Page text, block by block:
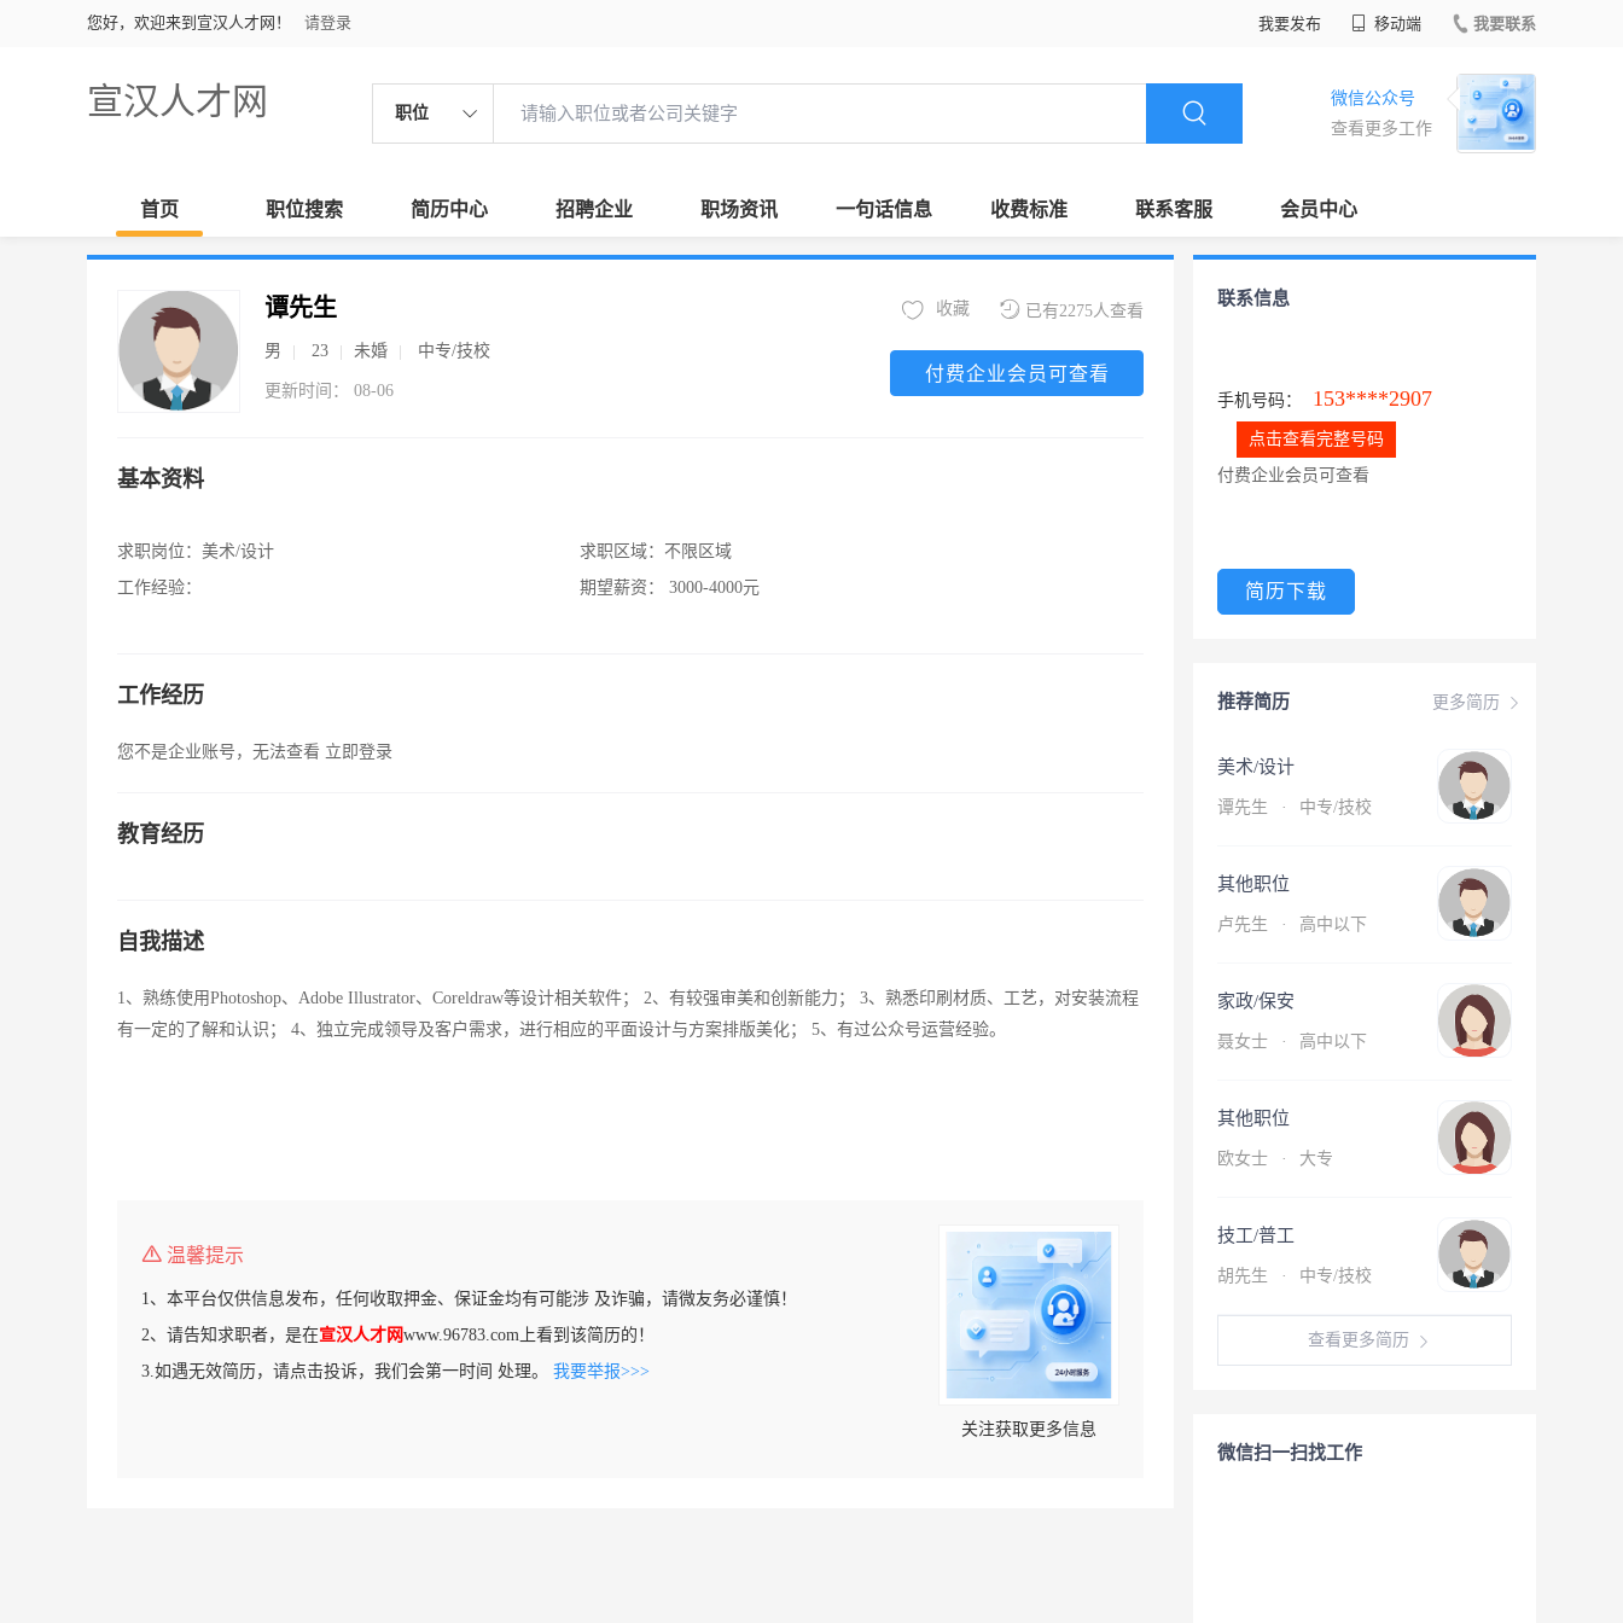
您好，欢迎来到宣汉人才网！ 请登录 我要发布 移动端 我要联系
宣汉人才网 职位
微信公众号
查看更多工作
首页 职位搜索 简历中心 招聘企业 职场资讯 一句话信息 收费标准 联系客服 会员中心
谭先生
男 23 未婚 中专/技校
更新时间： 08-06
已有2275人查看
收藏
付费企业会员可查看
基本资料
求职岗位： 美术/设计
工作经验：
求职区域： 不限区域
期望薪资：
3000-4000元
工作经历
您不是企业账号，无法查看 立即登录
教育经历
自我描述
1、熟练使用Photoshop、Adobe Illustrator、Coreldraw等设计相关软件； 2、有较强审美和创新能力； 3、熟悉印刷材质、工艺，对安装流程
有一定的了解和认识； 4、独立完成领导及客户需求，进行相应的平面设计与方案排版美化； 5、有过公众号运营经验。
温馨提示
1、本平台仅供信息发布，任何收取押金、保证金均有可能涉 及诈骗，请微友务必谨慎！
2、请告知求职者，是在宣汉人才网www.96783.com上看到该简历的！
3.如遇无效简历，请点击投诉，我们会第一时间 处理。 我要举报>>>
关注获取更多信息
联系信息
手机号码： 153****2907
点击查看完整号码
付费企业会员可查看
简历下载
更多简历
推荐简历
美术/设计
谭先生 · 中专/技校
其他职位
卢先生 · 高中以下
家政/保安
聂女士 · 高中以下
其他职位
欧女士 · 大专
技工/普工
胡先生 · 中专/技校
查看更多简历
微信扫一扫找工作